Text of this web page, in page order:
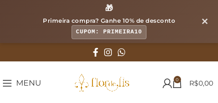
🎁
Primeira compra? Ganhe 10% de desconto
CUPOM: PRIMEIRA10
✕
MENU 0 R$0,00